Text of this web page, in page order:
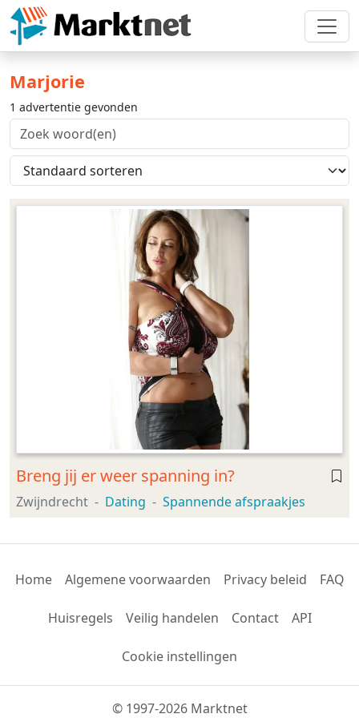
Marjorie
1 advertentie gevonden
Breng jij er weer spanning in?
Zwijndrecht Dating Spannende afspraakjes
Home Algemene voorwaarden Privacy beleid FAQ
Huisregels Veilig handelen Contact API
Cookie instellingen
© 1997-2026 Marktnet